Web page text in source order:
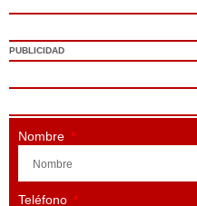
PUBLICIDAD
Nombre
Teléfono